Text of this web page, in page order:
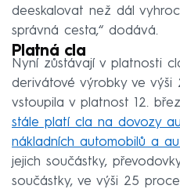
deeskalovat než dál
správná cesta,“ dodává.
Platná cla
Nyní zůstávají v platnosti
derivátové výrobky ve výši
vstoupila v platnost 12.
stále platí cla na dovozy
nákladních automobilů a
jejich součástky,
součástky, ve výši 25